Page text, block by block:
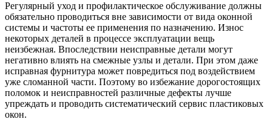
Регулярный уход и профилактическое обслуживание должны
обязательно проводиться вне зависимости от вида оконной
системы и частоты ее применения по назначению. Износ
некоторых деталей в процессе эксплуатации вещь
неизбежная. Впоследствии неисправные детали могут
негативно влиять на смежные узлы и детали. При этом даже
исправная фурнитура может повредиться под воздействием
уже сломанной части. Поэтому во избежание дорогостоящих
поломок и неисправностей различные дефекты лучше
упреждать и проводить систематический сервис пластиковых
окон.